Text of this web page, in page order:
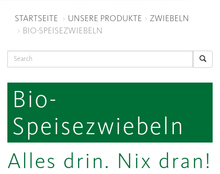
STARTSEITE UNSERE PRODUKTE
ZWIEBELN
BIO-SPEISEZWIEBELN
Search
Bio-
Speisezwiebeln
Alles drin. Nix dran!